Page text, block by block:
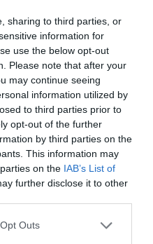
sharing to third parties, or
information for
use the below opt-out
Please note that after your
may continue seeing
information utilized by
to third parties prior to
opt-out of the further
by third parties on the
This information may
on the IAB’s List of
further disclose it to other
Outs
Versez-y les œufs
ce qu’ils commencent
brillants et
le feu, incorporez
jusqu’à ce
Servez aussitôt,
décongelé à
ingrédients va vous